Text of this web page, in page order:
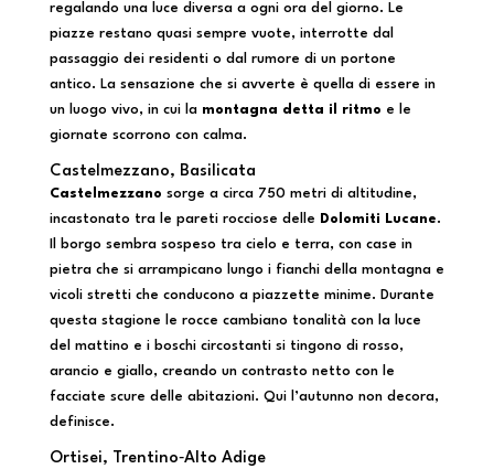
regalando una luce diversa a ogni ora del giorno. Le
piazze restano quasi sempre vuote, interrotte dal
passaggio dei residenti o dal rumore di un portone
antico. La sensazione che si avverte è quella di essere in
un luogo vivo, in cui la montagna detta il ritmo e le
giornate scorrono con calma.
Castelmezzano, Basilicata
Castelmezzano sorge a circa 750 metri di altitudine,
incastonato tra le pareti rocciose delle
Dolomiti Lucane.
Il borgo sembra sospeso tra cielo e terra, con case in
pietra che si arrampicano lungo i fianchi della montagna e
vicoli stretti che conducono a piazzette minime. Durante
questa stagione le rocce cambiano tonalità con la luce
del mattino e i boschi circostanti si tingono di rosso,
arancio e giallo, creando un contrasto netto con le
facciate scure delle abitazioni. Qui l’autunno non decora,
definisce.
Ortisei, Trentino‑Alto Adige